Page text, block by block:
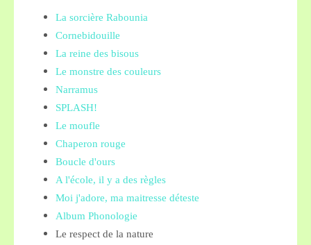
La sorcière Rabounia
Cornebidouille
La reine des bisous
Le monstre des couleurs
Narramus
SPLASH!
Le moufle
Chaperon rouge
Boucle d'ours
A l'école, il y a des règles
Moi j'adore, ma maitresse déteste
Album Phonologie
Le respect de la nature